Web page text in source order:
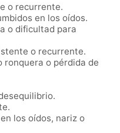
o recurrente.
en los oídos.
o dificultad para
o recurrente.
ronquera o pérdida de
los oídos, nariz o